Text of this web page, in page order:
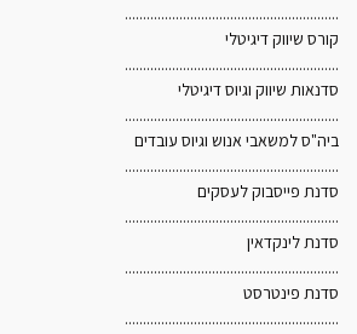
...........................................................
קורס שיווק דיגיטלי
...........................................................
סדנאות שיווק וגיוס דיגיטלי
...........................................................
ביה"ס למשאבי אנוש וגיוס עובדים
...........................................................
סדנת פייסבוק לעסקים
...........................................................
סדנת לינקדאין
...........................................................
סדנת פינטרסט
...........................................................
חוויית הגלישה והתאמת תכנים ופרסומים.